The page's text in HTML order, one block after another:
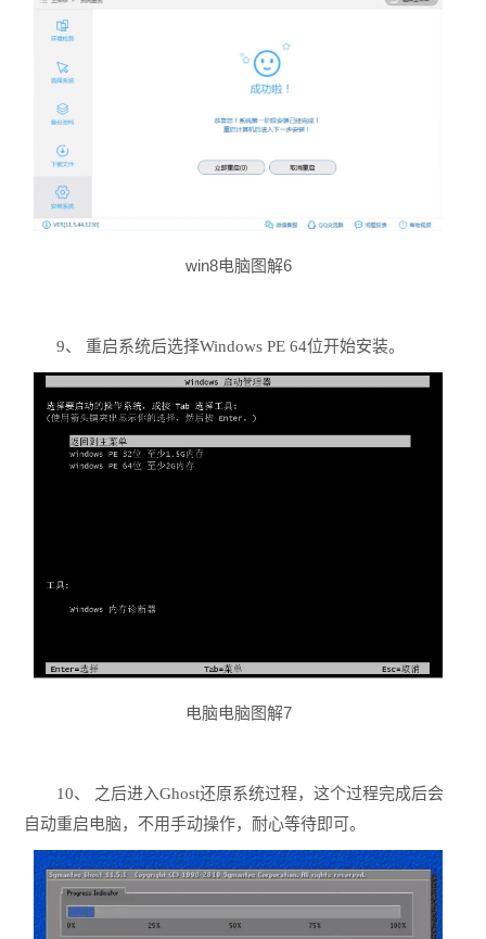
win8电脑图解6
9、 重启系统后选择Windows PE 64位开始安装。
电脑电脑图解7
10、 之后进入Ghost还原系统过程，这个过程完成后会
自动重启电脑，不用手动操作，耐心等待即可。